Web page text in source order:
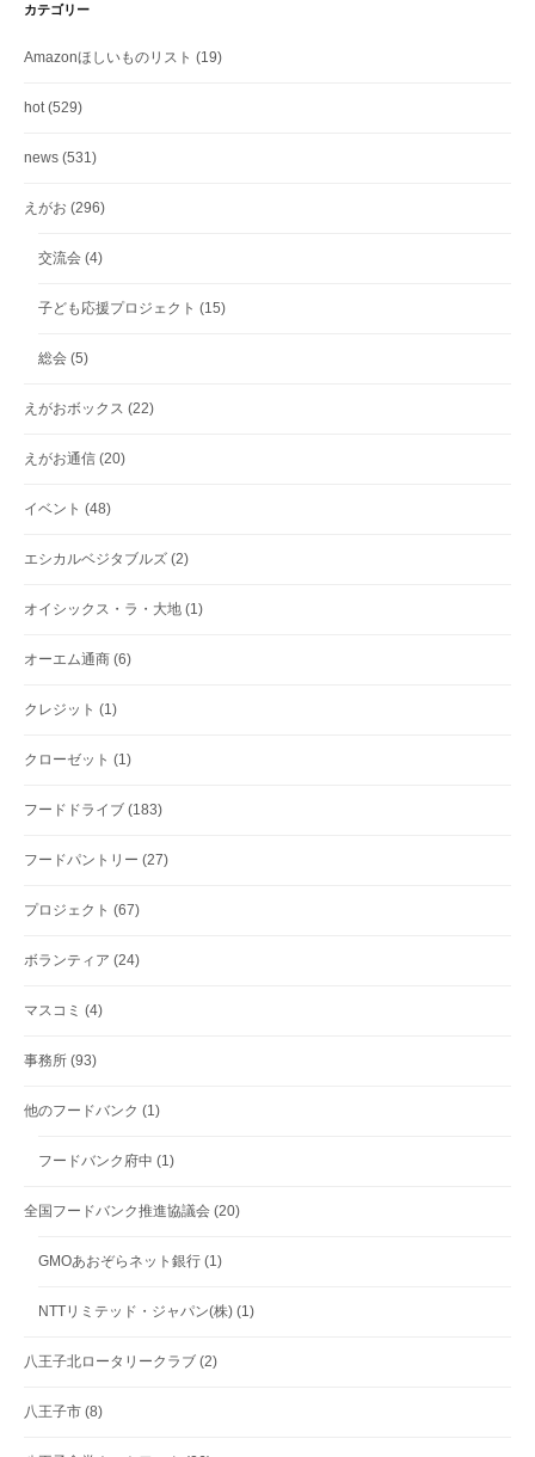
カテゴリー
Amazonほしいものリスト (19)
hot(529)
news (531)
えがお (296)
交流会 (4)
子ども応援プロジェクト (15)
総会 (5)
えがおボックス (22)
えがお通信 (20)
イベント (48)
エシカルベジタブルズ (2)
オイシックス・ラ・大地 (1)
オーエム通商 (6)
クレジット (1)
クローゼット (1)
フードドライブ (183)
フードパントリー (27)
プロジェクト (67)
ボランティア (24)
マスコミ (4)
事務所 (93)
他のフードバンク (1)
フードバンク府中 (1)
全国フードバンク推進協議会 (20)
GMOあおぞらネット銀行 (1)
NTTリミテッド・ジャパン(株) (1)
八王子北ロータリークラブ (2)
八王子市 (8)